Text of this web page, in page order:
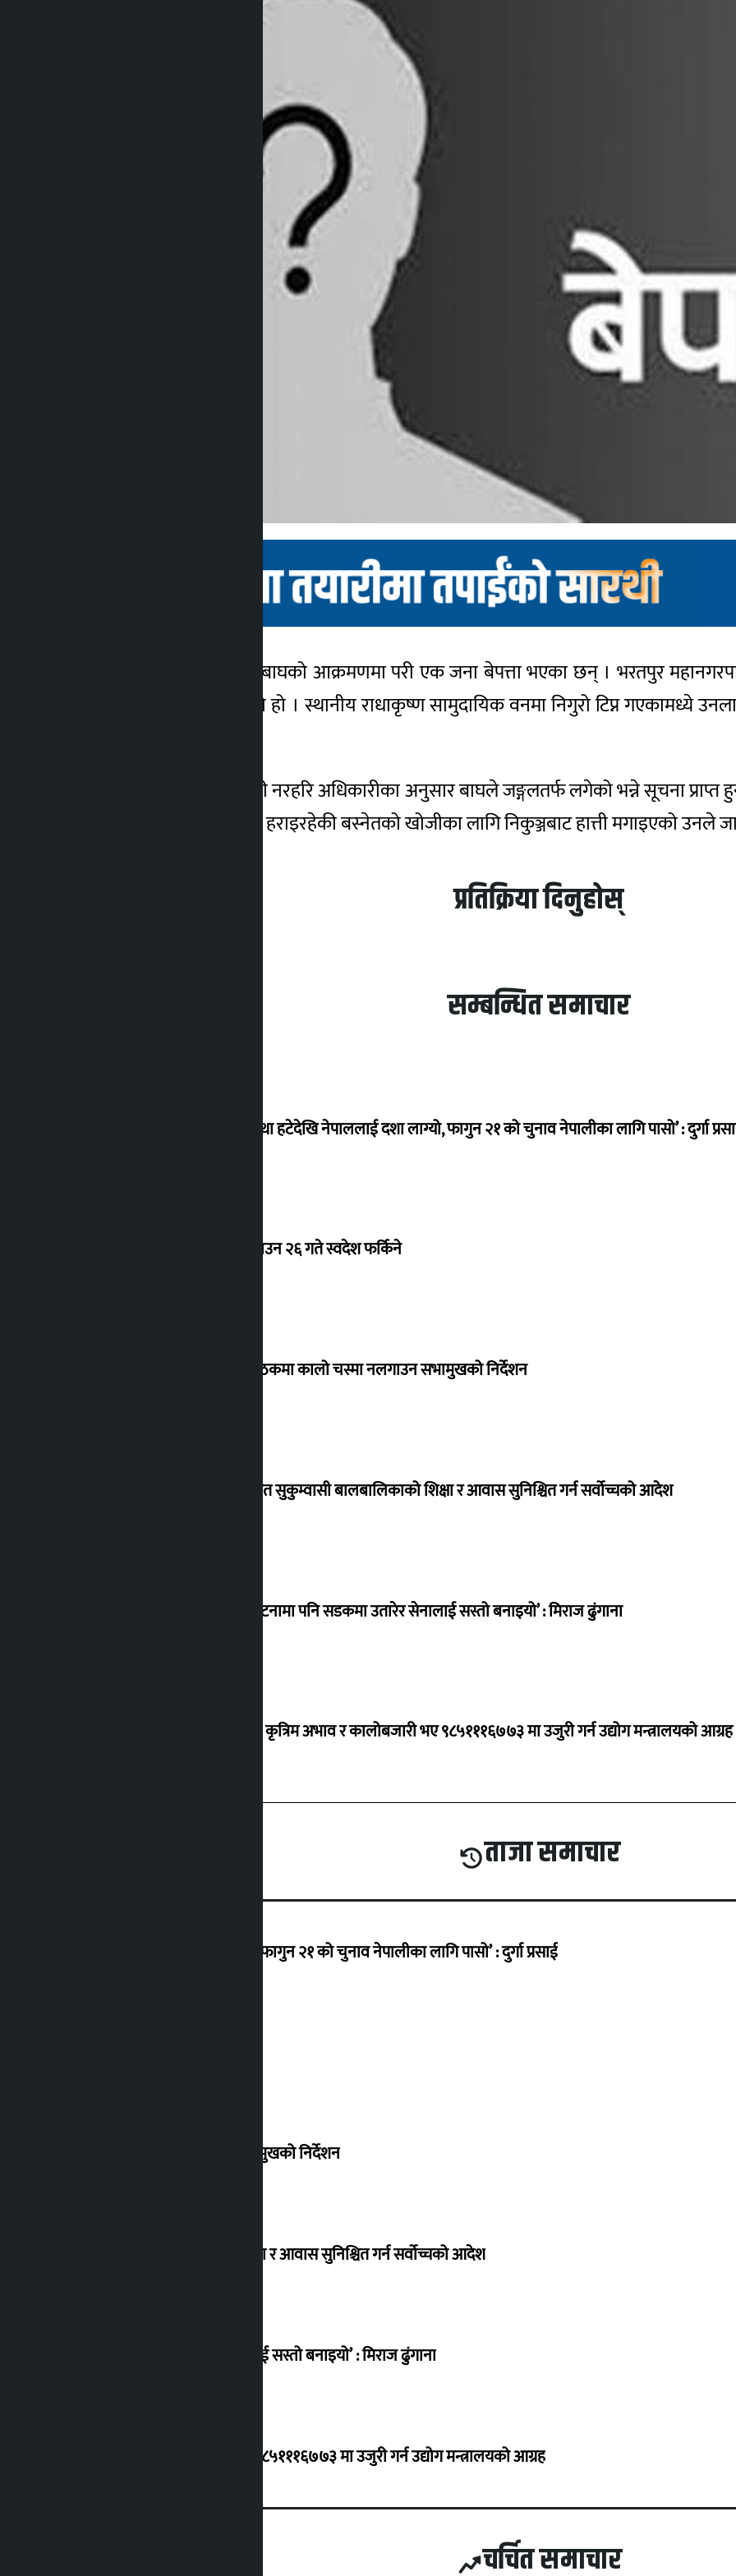
चितवन । निगुरो टिप्न जाँदा बाघको आक्रमणमा परी एक जना बेपत्ता भएका छन् । भरतपुर
बिहान बाघले आक्रमण गरेको हो । स्थानीय राधाकृष्ण सामुदायिक वनमा निगुरो टिप्न गएकामध्ये
कार्यालयका सूचना अधिकारी नरहरि अधिकारीका अनुसार बाघले जङ्गलतर्फ लगेको भन्ने सूचना प्राप्त
खोजीकार्य जारी राखेको छ । हराइरहेकी बस्नेतको खोजीका लागि निकुञ्जबाट हात्ती मगाइएको उनले
प्रतिक्रिया दिनुहोस्
सम्बन्धित समाचार
‘राजसंस्था हटेदेखि नेपाललाई दशा लाग्यो, फागुन २१ को चुनाव नेपालीका लागि पासो’ : दुर्गा
देउवा साउन २६ गते स्वदेश फर्किने
संसद् बैठकमा कालो चस्मा नलगाउन सभामुखको निर्देशन
विस्थापित सुकुम्वासी बालबालिकाको शिक्षा र आवास सुनिश्चित गर्न सर्वोच्चको आदेश
‘सानो घटनामा पनि सडकमा उतारेर सेनालाई सस्तो बनाइयो’ : मिराज ढुंगाना
ग्यासको कृत्रिम अभाव र कालोबजारी भए ९८५१११६७७३ मा उजुरी गर्न उद्योग मन्त्रालयको आग्रह
ताजा समाचार
‘राजसंस्था हटेदेखि नेपाललाई दशा लाग्यो, फागुन २१ को चुनाव नेपालीका लागि पासो’ : दुर्गा प्रसाई
संसद् बैठकमा कालो चस्मा नलगाउन सभामुखको निर्देशन
विस्थापित सुकुम्वासी बालबालिकाको शिक्षा र आवास सुनिश्चित गर्न सर्वोच्चको आदेश
‘सानो घटनामा पनि सडकमा उतारेर सेनालाई सस्तो बनाइयो’ : मिराज ढुंगाना
ग्यासको कृत्रिम अभाव र कालोबजारी भए ९८५१११६७७३ मा उजुरी गर्न उद्योग मन्त्रालयको आग्रह
चर्चित समाचार